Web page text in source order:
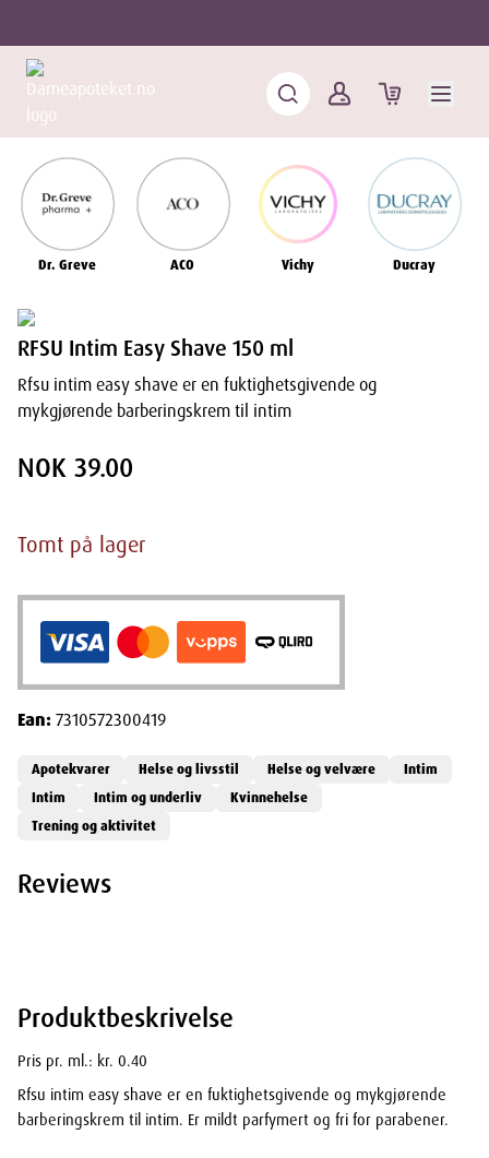
Dr. Greve ACO Vichy Ducray
Produktbeskrivelse
Pris pr. ml.: kr. 0.40
Rfsu intim easy shave er en fuktighetsgivende og mykgjørende
barberingskrem til intim. Er mildt parfymert og fri for parabener.
RFSU Intim Easy Shave 150 ml
Rfsu intim easy shave er en fuktighetsgivende og
mykgjørende barberingskrem til intim
NOK 39.00
Tomt på lager
Ean:7310572300419
Apotekvarer Helse og livsstil Helse og velvære
Intim
Intim
Intim og underliv
Kvinnehelse
Trening og aktivitet
Reviews